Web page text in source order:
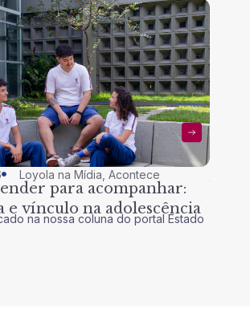
Loyola na Mídia ,Acontece
para acompanhar:
e vínculo na adolescência
na nossa coluna do portal Estado